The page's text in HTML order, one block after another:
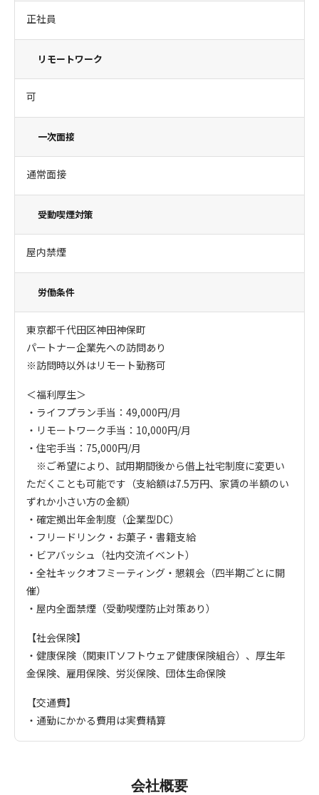
正社員
リモートワーク
可
一次面接
通常面接
受動喫煙対策
屋内禁煙
労働条件
東京都千代田区神田神保町
パートナー企業先への訪問あり
※訪問時以外はリモート勤務可
＜福利厚生＞
・ライフプラン手当：49,000円/月
・リモートワーク手当：10,000円/月
・住宅手当：75,000円/月
※ご希望により、試用期間後から借上社宅制度に変更い
ただくことも可能です（支給額は7.5万円、家賃の半額のい
ずれか小さい方の金額）
・確定拠出年金制度（企業型DC）
・フリードリンク・お菓子・書籍支給
・ビアバッシュ（社内交流イベント）
・全社キックオフミーティング・懇親会（四半期ごとに開
催）
・屋内全面禁煙（受動喫煙防止対策あり）
【社会保険】
・健康保険（関東ITソフトウェア健康保険組合）、厚生年
金保険、雇用保険、労災保険、団体生命保険
【交通費】
・通勤にかかる費用は実費精算
会社概要